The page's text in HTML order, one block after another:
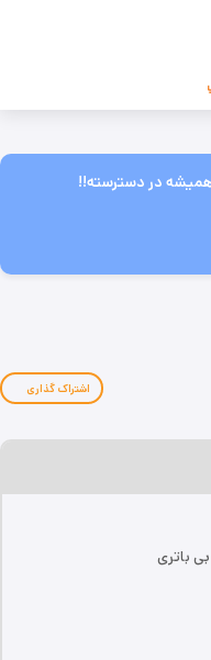
همیشه در دسترسته!!
اشتراک گذاری
باتری